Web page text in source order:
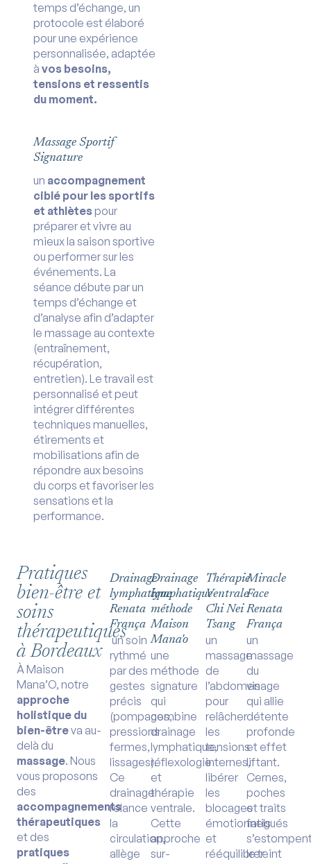
temps d’échange, un
protocole est élaboré
pour une expérience
personnalisée, adaptée
à vos besoins,
tensions et ressentis
du moment.
Massage Sportif
Signature
un accompagnement
ciblé pour les sportifs
et athlètes pour
préparer et vivre au
mieux la saison sportive
ou performer sur les
événements. La
séance débute par un
temps d’échange et
d’analyse afin d’adapter
le massage au contexte
(entraînement,
récupération,
entretien). Le travail est
personnalisé et peut
intégrer différentes
techniques manuelles,
étirements et
mobilisations afin de
répondre aux besoins
du corps et favoriser les
sensations et la
performance.
Pratiques
bien-être et
soins
thérapeutiques
à Bordeaux
À Maison
Mana’O, notre
approche
holistique du
bien-êtreva au-
delà du
massage. Nous
vous proposons
des
accompagnements
thérapeutiques
et des
pratiques
Drainage
lymphatique
Renata
França
un soin
rythmé
par des
gestes
précis
(pompages,
pressions
fermes,
lissages).
Ce
drainage
relance
la
circulation,
allège
Drainage
lymphatique
méthode
Maison
Mana'o
une
méthode
signature
qui
combine
drainage
lymphatique,
réflexologie
et
thérapie
ventrale.
Cette
approche
sur-
Thérapie
Ventrale
Chi Nei
Tsang
un
massage
de
l’abdomen
pour
relâcher
les
tensions
internes,
libérer
les
blocages
émotionnels
et
rééquilibrer
Miracle
Face
Renata
França
un
massage
du
visage
qui allie
détente
profonde
et effet
liftant.
Cernes,
poches
et traits
fatigués
le teint